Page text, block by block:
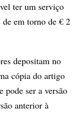
ter um serviço
em torno de € 2
depositam no
cópia do artigo
pode ser a versão
anterior à